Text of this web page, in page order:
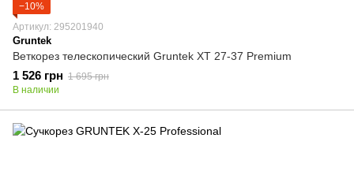
−10%
Артикул: 295201940
Gruntek
Веткорез телескопический Gruntek XT 27-37 Premium
1 526 грн 1 695 грн
В наличии